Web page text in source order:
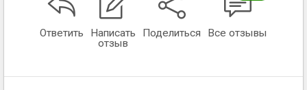
Ответить
Написать
отзыв
Поделиться Все отзывы